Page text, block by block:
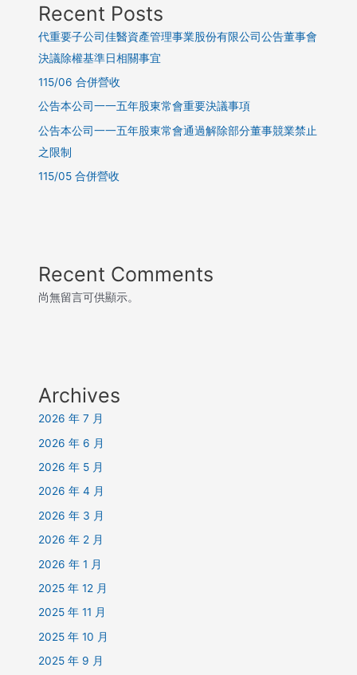
Recent Posts
代重要子公司佳醫資產管理事業股份有限公司公告董事會
決議除權基準日相關事宜
115/06 合併營收
公告本公司一一五年股東常會重要決議事項
公告本公司一一五年股東常會通過解除部分董事競業禁止
之限制
115/05 合併營收
Recent Comments
尚無留言可供顯示。
Archives
2026 年 7 月
2026 年 6 月
2026 年 5 月
2026 年 4 月
2026 年 3 月
2026 年 2 月
2026 年 1 月
2025 年 12 月
2025 年 11 月
2025 年 10 月
2025 年 9 月